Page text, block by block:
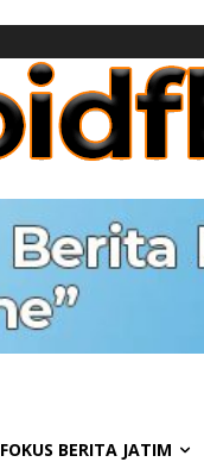
FOKUS BERITA JATIM